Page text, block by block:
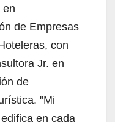
en
de Empresas
con
Jr. en
de
"Mi
en cada